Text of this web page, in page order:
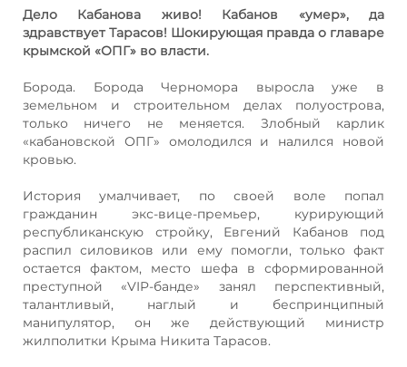
Дело Кабанова живо! Кабанов «умер», да
здравствует Тарасов! Шокирующая правда о главаре
крымской «ОПГ» во власти.
Борода. Борода Черномора выросла уже в
земельном и строительном делах полуострова,
только ничего не меняется. Злобный карлик
«кабановской ОПГ» омолодился и налился новой
кровью.
История умалчивает, по своей воле попал
гражданин экс-вице-премьер, курирующий
республиканскую стройку, Евгений Кабанов под
распил силовиков или ему помогли, только факт
остается фактом, место шефа в сформированной
преступной «VIP-банде» занял перспективный,
талантливый, наглый и беспринципный
манипулятор, он же действующий министр
жилполитки Крыма Никита Тарасов.